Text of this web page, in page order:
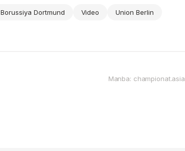
Borussiya Dortmund Video
Union Berlin
Manba: championat.asia